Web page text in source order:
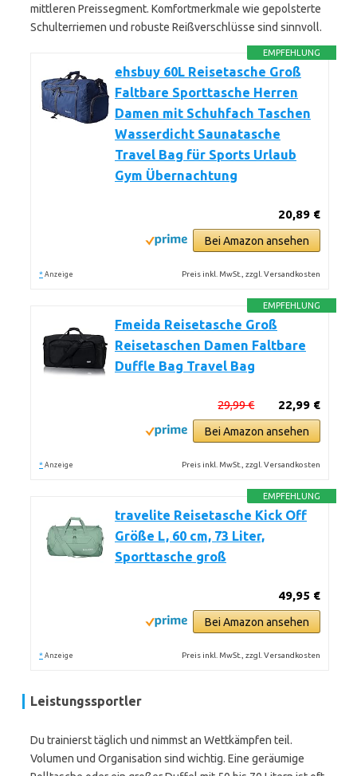
mittleren Preissegment. Komfortmerkmale wie gepolsterte
Schulterriemen und robuste Reißverschlüsse sind sinnvoll.
EMPFEHLUNG
ehsbuy 60L Reisetasche Groß
Faltbare Sporttasche Herren
Damen mit Schuhfach Taschen
Wasserdicht Saunatasche
Travel Bag für Sports Urlaub
Gym Übernachtung
20,89 €
Bei Amazon ansehen
* Anzeige Preis inkl. MwSt., zzgl. Versandkosten
EMPFEHLUNG
Fmeida Reisetasche Groß
Reisetaschen Damen Faltbare
Duffle Bag Travel Bag
22,99 €
29,99 €
Bei Amazon ansehen
* Anzeige Preis inkl. MwSt., zzgl. Versandkosten
EMPFEHLUNG
travelite Reisetasche Kick Off
Größe L, 60 cm, 73 Liter,
Sporttasche groß
49,95 €
Bei Amazon ansehen
* Anzeige Preis inkl. MwSt., zzgl. Versandkosten
Leistungssportler
Du trainierst täglich und nimmst an Wettkämpfen teil.
Volumen und Organisation sind wichtig. Eine geräumige